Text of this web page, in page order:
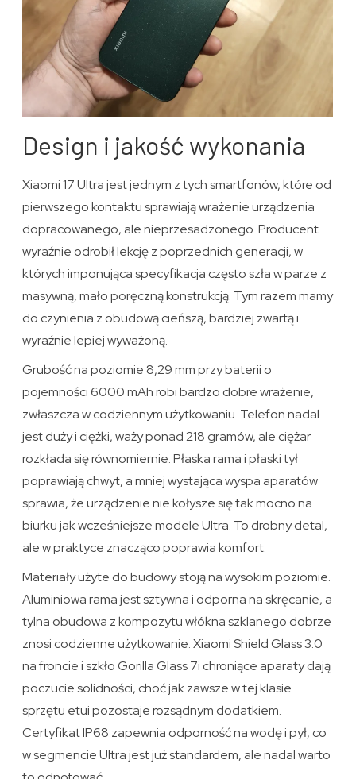
Design i jakość wykonania
Xiaomi 17 Ultra jest jednym z tych smartfonów, które od
pierwszego kontaktu sprawiają wrażenie urządzenia
dopracowanego, ale nieprzesadzonego. Producent
wyraźnie odrobił lekcję z poprzednich generacji, w
których imponująca specyfikacja często szła w parze z
masywną, mało poręczną konstrukcją. Tym razem mamy
do czynienia z obudową cieńszą, bardziej zwartą i
wyraźnie lepiej wyważoną.
Grubość na poziomie 8,29 mm przy baterii o
pojemności 6000 mAh robi bardzo dobre wrażenie,
zwłaszcza w codziennym użytkowaniu. Telefon nadal
jest duży i ciężki, waży ponad 218 gramów, ale ciężar
rozkłada się równomiernie. Płaska rama i płaski tył
poprawiają chwyt, a mniej wystająca wyspa aparatów
sprawia, że urządzenie nie kołysze się tak mocno na
biurku jak wcześniejsze modele Ultra. To drobny detal,
ale w praktyce znacząco poprawia komfort.
Materiały użyte do budowy stoją na wysokim poziomie.
Aluminiowa rama jest sztywna i odporna na skręcanie, a
tylna obudowa z kompozytu włókna szklanego dobrze
znosi codzienne użytkowanie. Xiaomi Shield Glass 3.0
na froncie i szkło Gorilla Glass 7i chroniące aparaty dają
poczucie solidności, choć jak zawsze w tej klasie
sprzętu etui pozostaje rozsądnym dodatkiem.
Certyfikat IP68 zapewnia odporność na wodę i pył, co
w segmencie Ultra jest już standardem, ale nadal warto